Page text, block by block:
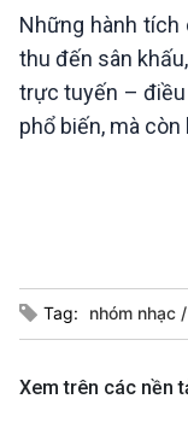
Những hành tích
thu đến sân
trực tuyến –
phổ biến, mà
Tag: nhóm nhạc
Xem trên các nền